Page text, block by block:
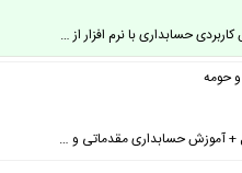
حسابداری با نرم افزار از …
و حومه
+ آموزش حسابداری مقدماتی و …